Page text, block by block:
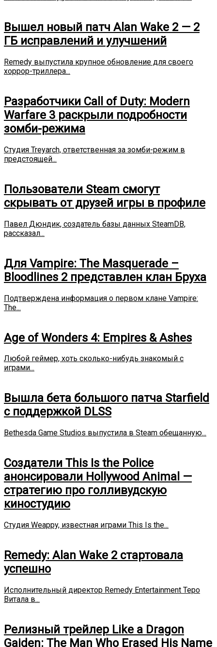
Вышел новый патч Alan Wake 2 — 2
ГБ исправлений и улучшений
Remedy выпустила крупное обновление для своего
хоррор-триллера...
Разработчики Call of Duty: Modern
Warfare 3 раскрыли подробности
зомби-режима
Студия Treyarch, ответственная за зомби-режим в
предстоящей...
Пользователи Steam смогут
скрывать от друзей игры в профиле
Павел Дюндик, создатель базы данных SteamDB,
рассказал...
Для Vampire: The Masquerade –
Bloodlines 2 представлен клан Бруха
Подтверждена информация о первом клане Vampire:
The...
Age of Wonders 4: Empires & Ashes
Любой геймер, хоть сколько-нибудь знакомый с
играми...
Вышла бета большого патча Starfield
с поддержкой DLSS
Bethesda Game Studios выпустила в Steam обещанную...
Создатели This Is the Police
анонсировали Hollywood Animal —
стратегию про голливудскую
киностудию
Студия Weappy, известная играми This Is the...
Remedy: Alan Wake 2 стартовала
успешно
Исполнительный директор Remedy Entertainment Теро
Витала в...
Релизный трейлер Like a Dragon
Gaiden: The Man Who Erased His Name